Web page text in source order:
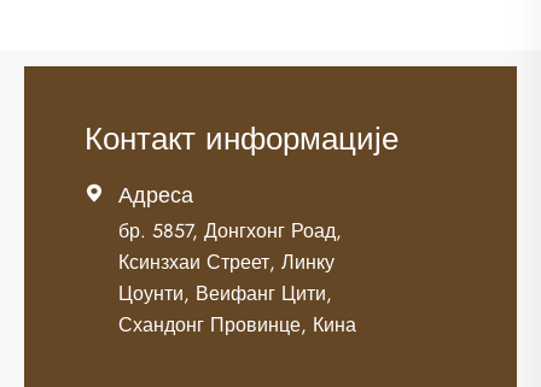
Контакт информације
 Адреса
бр. 5857, Донгхонг Роад,
Ксинзхаи Стреет, Линку
Цоунти, Веифанг Цити,
Схандонг Провинце, Кина